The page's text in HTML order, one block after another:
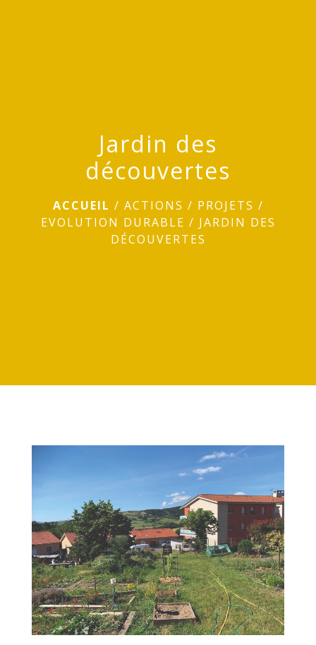
Jardin des
découvertes
ACCUEIL / ACTIONS / PROJETS /
EVOLUTION DURABLE / JARDIN DES
DÉCOUVERTES